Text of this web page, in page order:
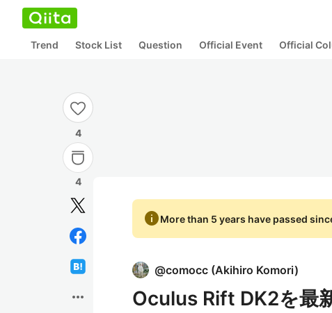
Trend Stock List Question Official Event Official
4
4
more_horiz
infoMore than 5 years have passed
@comocc (Akihiro Komori)
Oculus Rift DK2を最